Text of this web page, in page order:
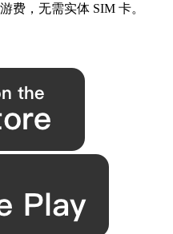
费，无需实体 SIM 卡。